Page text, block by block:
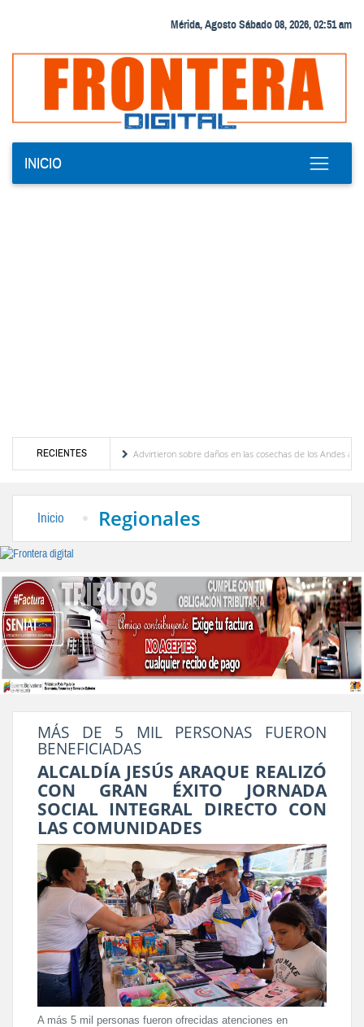
Mérida, Agosto Sábado 08, 2026, 02:51 am
INICIO
RECIENTES
y del Caribe
Advirtieron sobre daños en las cosechas de los Andes ante efectos
Inicio Regionales
MÁS DE 5 MIL PERSONAS FUERON
BENEFICIADAS
ALCALDÍA JESÚS ARAQUE REALIZÓ
CON GRAN ÉXITO JORNADA
SOCIAL INTEGRAL DIRECTO CON
LAS COMUNIDADES
A más 5 mil personas fueron ofrecidas atenciones en